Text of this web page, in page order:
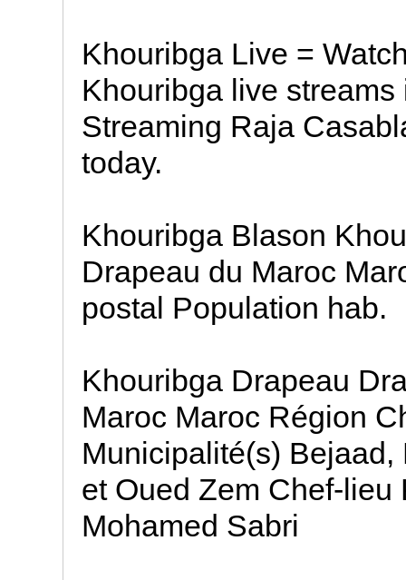
Khouribga Live =
Khouribga live
Streaming Raja
today.
Khouribga Blason
Drapeau du Maroc
postal Population hab.
Khouribga Drapeau
Maroc Maroc Région
Municipalité(s)
et Oued Zem Chef-
Mohamed Sabri